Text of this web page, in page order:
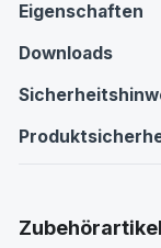
Eigenschaften
Downloads
Produktgalerie
Zubehörartikel